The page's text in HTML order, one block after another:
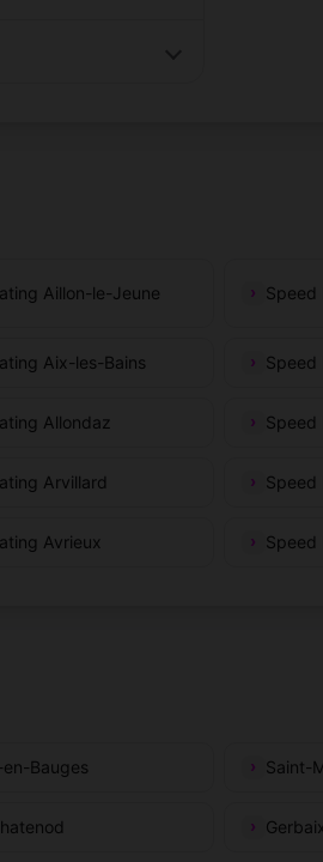
Aillon-le-Jeune Speed
Aix-les-Bains Speed
Allondaz Speed
Arvillard Speed
Avrieux Speed
Bauges Saint-
Gerbaix